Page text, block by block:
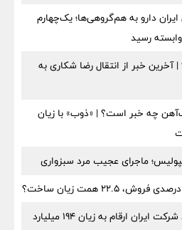
تومانی ایران دارو به هم‌گروهی‌ها؛ یک‌چهارم
رسید
خبر از انتقال رضا شکاری به
ذوب‌آهن چه خبر است؟ | «ذوب» با زیان
ماجرای عجیب مرد سبزواری
چرا رشد ۳۵ درصدی درآمد شرکت ایران ارقام به زیان ۱۹۴ میلیارد